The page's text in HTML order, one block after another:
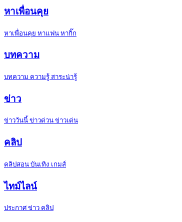
หาเพื่อนคุย
หาเพื่อนคุย หาแฟน หากิ๊ก
บทความ
บทความ ความรู้ สาระน่ารู้
ข่าว
ข่าววันนี้ ข่าวด่วน ข่าวเด่น
คลิป
คลิปสอน บันเทิง เกมส์
ไทม์ไลน์
ประกาศ ข่าว คลิป